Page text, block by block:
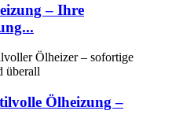
– Ihre
Ölheizung –